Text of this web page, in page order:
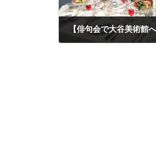
【俳句会で大谷美術館へ